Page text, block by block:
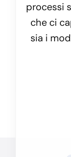
processi
che ci
sia i